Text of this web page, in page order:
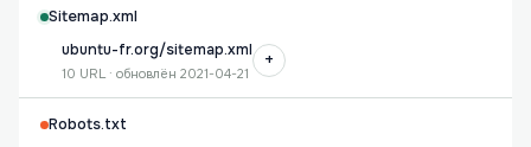
Sitemap.xml
ubuntu-fr.org/sitemap.xml
10 URL · обновлён 2021-04-21
+
Robots.txt